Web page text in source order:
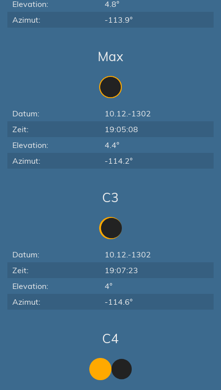
Elevation:
4.8°
Azimut:
-113.9°
Max
Datum:
10.12.-1302
Zeit:
19:05:08
Elevation:
4.4°
Azimut:
-114.2°
C3
Datum:
10.12.-1302
Zeit:
19:07:23
Elevation:
4°
Azimut:
-114.6°
C4